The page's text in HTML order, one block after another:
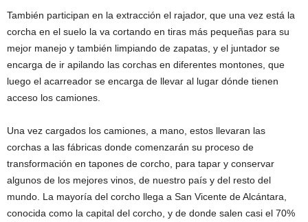
También participan en la extracción el rajador, que una vez está la
corcha en el suelo la va cortando en tiras más pequeñas para su
mejor manejo y también limpiando de zapatas, y el juntador se
encarga de ir apilando las corchas en diferentes montones, que
luego el acarreador se encarga de llevar al lugar dónde tienen
acceso los camiones.
Una vez cargados los camiones, a mano, estos llevaran las
corchas a las fábricas donde comenzarán su proceso de
transformación en tapones de corcho, para tapar y conservar
algunos de los mejores vinos, de nuestro país y del resto del
mundo. La mayoría del corcho llega a San Vicente de Alcántara,
conocida como la capital del corcho, y de donde salen casi el 70%